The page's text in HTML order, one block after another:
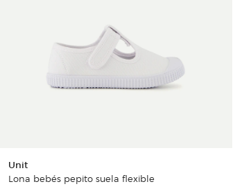
Unit
Lona bebés pepito suela flexible